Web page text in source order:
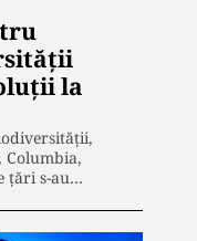
la
Columbia,
țări s-au…